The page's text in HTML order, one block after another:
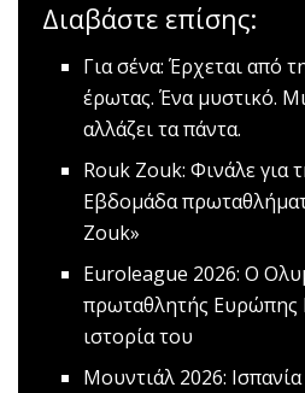
Διαβάστε επίσης:
Για σένα: Έρχεται από
έρωτας. Ένα μυστικό.
αλλάζει τα πάντα.
Rouk Zouk: Φινάλε για
Εβδομάδα
Zouk»
Euroleague 2026: O
πρωταθλητής Ευρώπης
ιστορία του
Μουντιάλ 2026: